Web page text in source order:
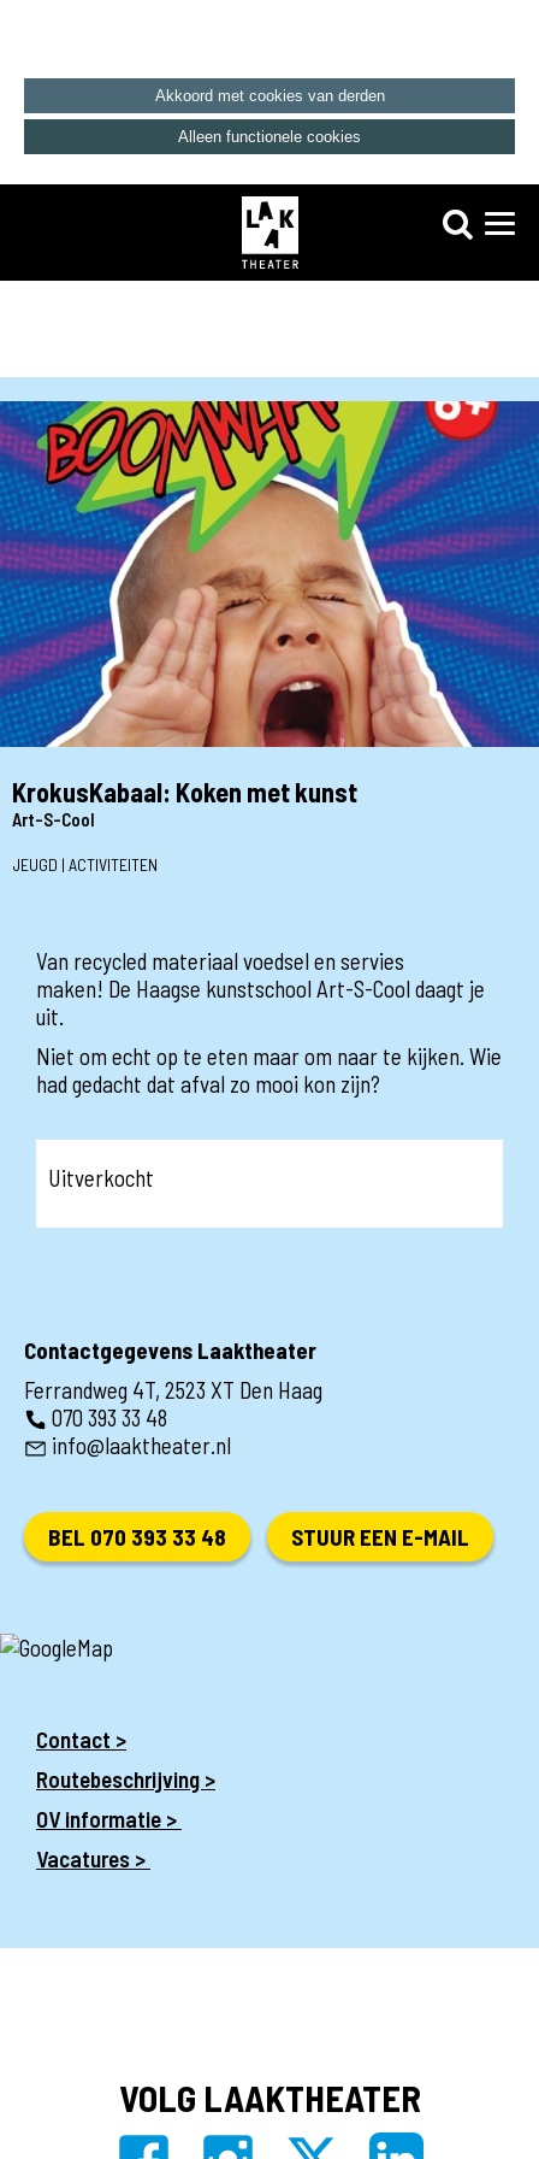
Akkoord met cookies van derden
Alleen functionele cookies
KrokusKabaal: Koken met kunst
Art-S-Cool
JEUGD | ACTIVITEITEN
Van recycled materiaal voedsel en servies
maken! De Haagse kunstschool Art-S-Cool daagt je
uit.
Niet om echt op te eten maar om naar te kijken. Wie
had gedacht dat afval zo mooi kon zijn?
Uitverkocht
Contactgegevens Laaktheater
Ferrandweg 4T, 2523 XT Den Haag
070 393 33 48
info@laaktheater.nl
BEL 070 393 33 48 STUUR EEN E-MAIL
Contact >
Routebeschrijving >
OV informatie >
Vacatures >
VOLG LAAKTHEATER